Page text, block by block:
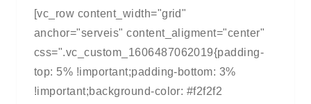
[vc_row content_width="grid"
anchor="serveis" content_aligment="center"
css=".vc_custom_1606487062019{padding-
top: 5% !important;padding-bottom: 3%
!important;background-color: #f2f2f2